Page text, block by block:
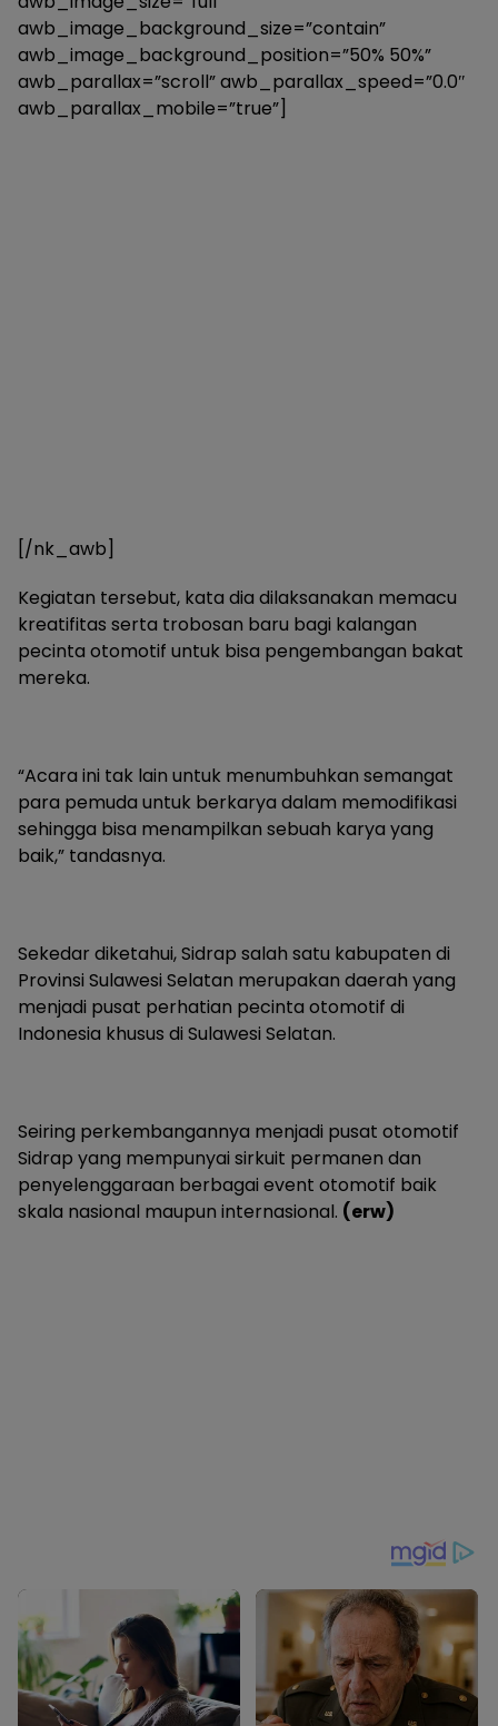
awb_image_background_size=”contain”
awb_image_background_position=”50% 50%”
awb_parallax=”scroll” awb_parallax_speed=”0.0″
awb_parallax_mobile=”true”]
[/nk_awb]
Kegiatan tersebut, kata dia dilaksanakan memacu
kreatifitas serta trobosan baru bagi kalangan
pecinta otomotif untuk bisa pengembangan bakat
mereka.
“Acara ini tak lain untuk menumbuhkan semangat
para pemuda untuk berkarya dalam memodifikasi
sehingga bisa menampilkan sebuah karya yang
baik,” tandasnya.
Sekedar diketahui, Sidrap salah satu kabupaten di
Provinsi Sulawesi Selatan merupakan daerah yang
menjadi pusat perhatian pecinta otomotif di
Indonesia khusus di Sulawesi Selatan.
Seiring perkembangannya menjadi pusat otomotif
Sidrap yang mempunyai sirkuit permanen dan
penyelenggaraan berbagai event otomotif baik
skala nasional maupun internasional. (erw)